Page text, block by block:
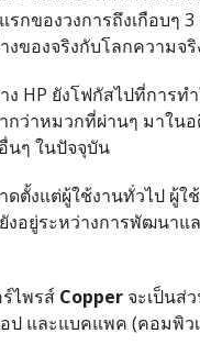
รกของวงการถึงเกือบๆ
ของจริงกับโลกความจริ
HP ยังโฟกัสไปที่การ
กว่าหมวกที่ผ่านๆ มาใ
นๆ ในปัจจุบัน
ตั้งแต่ผู้ใช้งานทั่วไป ผู้ใ
อยู่ระหว่างการพัฒนาแ
ไพรส์ Copperจะเป็นส่
ป และแบคแพค (คอมพิว